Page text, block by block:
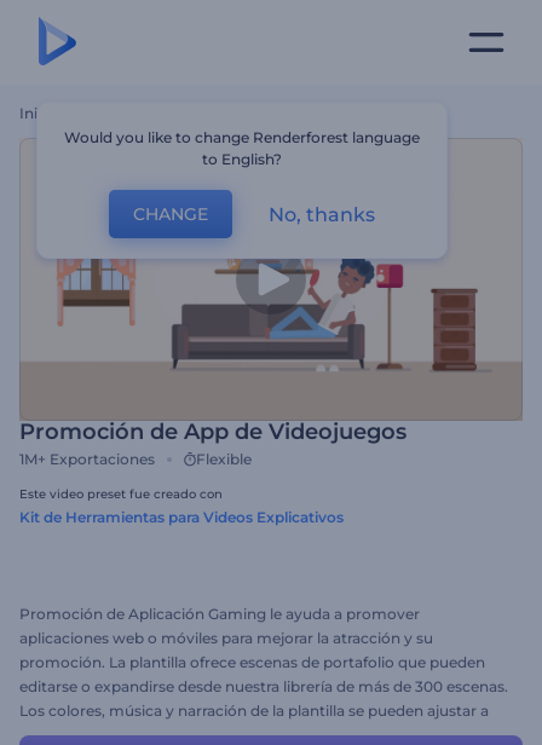
Inicio
Promoción de App de Videojuegos
1M+ Exportaciones Flexible
Este video preset fue creado con
Kit de Herramientas para Videos Explicativos
Promoción de Aplicación Gaming le ayuda a promover
aplicaciones web o móviles para mejorar la atracción y su
promoción. La plantilla ofrece escenas de portafolio que pueden
editarse o expandirse desde nuestra librería de más de 300 escenas.
Los colores, música y narración de la plantilla se pueden ajustar a
sus necesidades.
Would you like to change Renderforest language
to English?
CHANGE No, thanks